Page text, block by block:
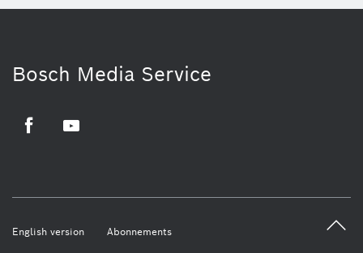
Bosch Media Service
English version Abonnements